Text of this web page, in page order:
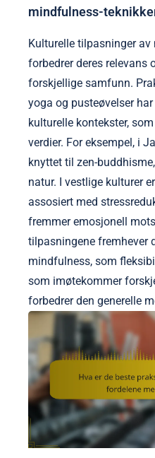
mindfulness-
Kulturelle tilpasninger
forbedrer deres relevans
forskjellige samfunn.
yoga og pusteøvelser
kulturelle kontekster,
verdier. For eksempel, i
knyttet til zen-
natur. I vestlige kulturer
assosiert med
fremmer emosjonell
tilpasningene fremhever
mindfulness, som
som imøtekommer
forbedrer den generelle